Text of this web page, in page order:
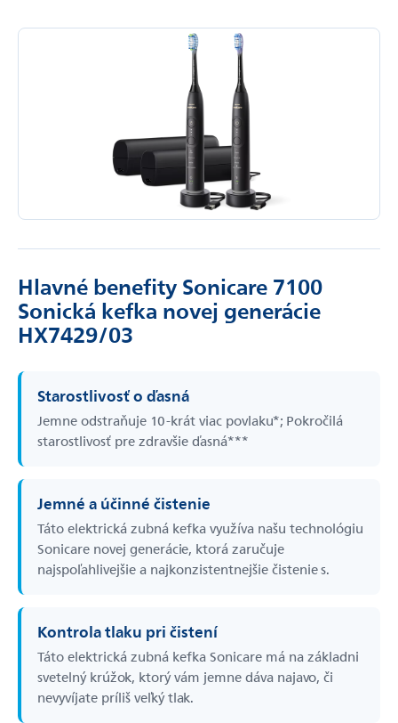
Hlavné benefity Sonicare 7100
Sonická kefka novej generácie
HX7429/03
Starostlivosť o ďasná
Jemne odstraňuje 10-­krát viac povlaku*; Pokročilá
starostlivosť pre zdravšie ďasná***
Jemné a účinné čistenie
Táto elektrická zubná kefka využíva našu technológiu
Sonicare novej generácie, ktorá zaručuje
najspoľahlivejšie a najkonzistentnejšie čistenie s.
Kontrola tlaku pri čistení
Táto elektrická zubná kefka Sonicare má na základni
svetelný krúžok, ktorý vám jemne dáva najavo, či
nevyvíjate príliš veľký tlak.